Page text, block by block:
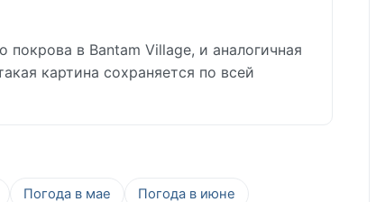
покрова в Bantam Village, и аналогичная
картина сохраняется по всей
Погода в мае
Погода в июне